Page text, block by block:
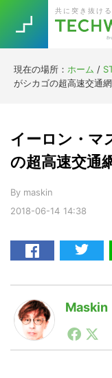
primary
navigation
main
content
primary
sidebar
footer
共に突き抜ける
現在の場所： ホーム /
がシカゴの超高速交通
2018-06-14 14:38
イーロン・マ
の超高速交通
By maskin
Maskin
1990年代
ートアッ
TOPICS
RE:LIFE
Re:Work
AI
[Startup]
[Voice Edition]
[YouTube]
Trend 今話題の
5G